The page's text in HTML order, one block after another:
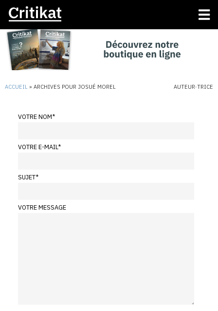
ACCUEIL » ARCHIVES POUR JOSUÉ MOREL AUTEUR·TRICE
VOTRE NOM*
VOTRE E-MAIL*
SUJET*
VOTRE MESSAGE